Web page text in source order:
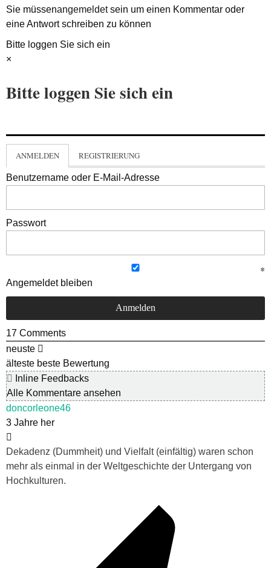
Sie müssenangemeldetsein um einen Kommentar oder
eine Antwort schreiben zu können
Bitte loggen Sie sich ein
×
Bitte loggen Sie sich ein
ANMELDEN REGISTRIERUNG
Benutzername oder E-Mail-Adresse
Passwort
Angemeldet bleiben
17 Comments
neuste
älteste beste Bewertung
Inline Feedbacks
Alle Kommentare ansehen
doncorleone46
3 Jahre her
Dekadenz (Dummheit) und Vielfalt (einfältig) waren schon
mehr als einmal in der Weltgeschichte der Untergang von
Hochkulturen.